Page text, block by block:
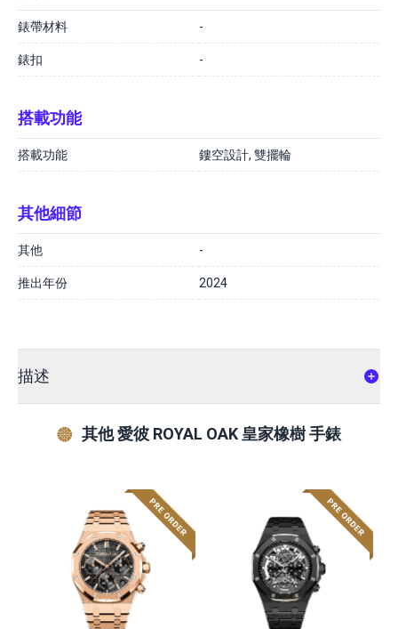
錶帶材料 -
錶扣 -
搭載功能
搭載功能 鏤空設計, 雙擺輪
其他細節
其他 -
推出年份 2024
描述
其他 愛彼 ROYAL OAK 皇家橡樹 手錶